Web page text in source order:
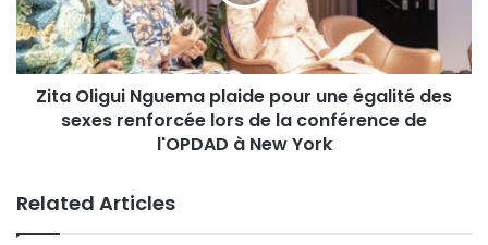
Zita Oligui Nguema plaide pour une égalité des
sexes renforcée lors de la conférence de
l'OPDAD à New York
Related Articles